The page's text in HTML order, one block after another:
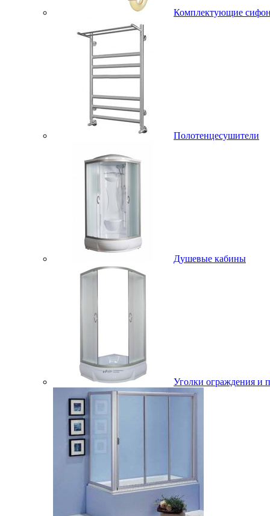
Комплектующие
Полотенцесушители
Душевые кабины
Уголки ограждения и